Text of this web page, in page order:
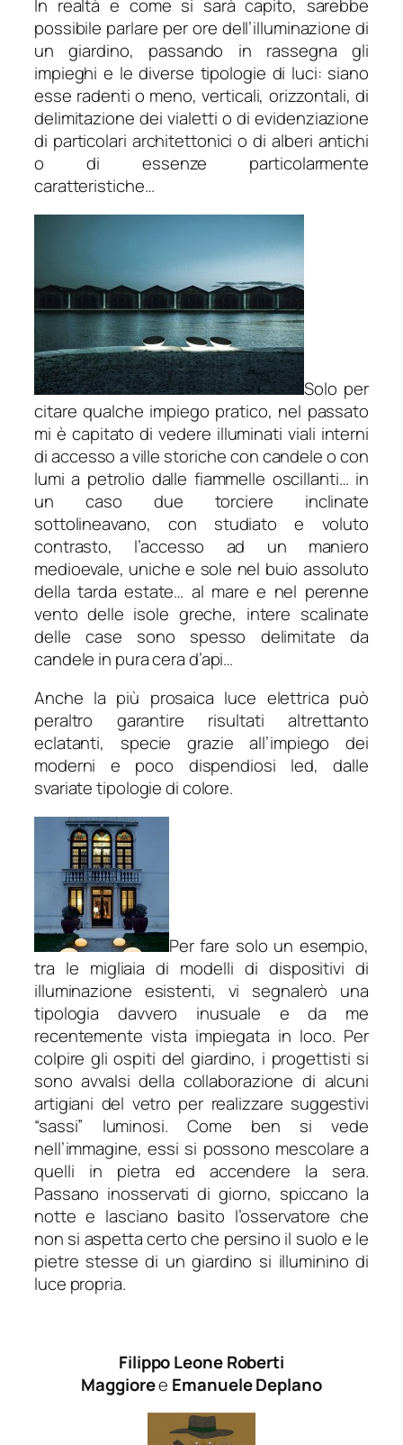
In realtà e come si sarà capito, sarebbe
possibile parlare per ore dell’illuminazione di
un giardino, passando in rassegna gli
impieghi e le diverse tipologie di luci: siano
esse radenti o meno, verticali, orizzontali, di
delimitazione dei vialetti o di evidenziazione
di particolari architettonici o di alberi antichi
o di essenze particolarmente
caratteristiche…
Solo per
citare qualche impiego pratico, nel passato
mi è capitato di vedere illuminati viali interni
di accesso a ville storiche con candele o con
lumi a petrolio dalle fiammelle oscillanti… in
un caso due torciere inclinate
sottolineavano, con studiato e voluto
contrasto, l’accesso ad un maniero
medioevale, uniche e sole nel buio assoluto
della tarda estate… al mare e nel perenne
vento delle isole greche, intere scalinate
delle case sono spesso delimitate da
candele in pura cera d’api…
Anche la più prosaica luce elettrica può
peraltro garantire risultati altrettanto
eclatanti, specie grazie all’impiego dei
moderni e poco dispendiosi led, dalle
svariate tipologie di colore.
Per fare solo un esempio,
tra le migliaia di modelli di dispositivi di
illuminazione esistenti, vi segnalerò una
tipologia davvero inusuale e da me
recentemente vista impiegata in loco. Per
colpire gli ospiti del giardino, i progettisti si
sono avvalsi della collaborazione di alcuni
artigiani del vetro per realizzare suggestivi
“sassi” luminosi. Come ben si vede
nell’immagine, essi si possono mescolare a
quelli in pietra ed accendere la sera.
Passano inosservati di giorno, spiccano la
notte e lasciano basito l’osservatore che
non si aspetta certo che persino il suolo e le
pietre stesse di un giardino si illuminino di
luce propria.
Filippo Leone Roberti
Maggioree Emanuele Deplano